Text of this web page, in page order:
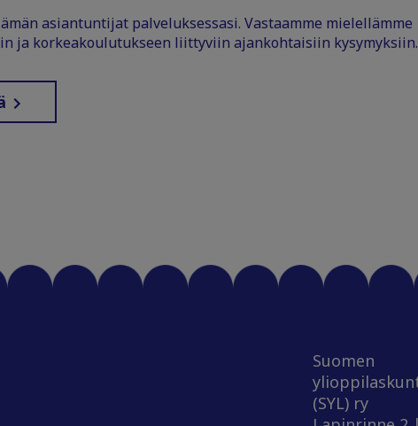
asiantuntijat palveluksessasi. Vastaamme mielellämme
ja korkeakoulutukseen liittyviin ajankohtaisiin kysymyksiin.
Suomen
(SYL) ry